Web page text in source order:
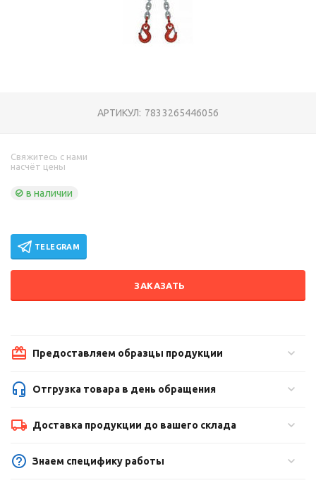
АРТИКУЛ: 7833265446056
Свяжитесь с нами
насчёт цены
в наличии
TELEGRAM
ЗАКАЗАТЬ
Предоставляем образцы продукции
Отгрузка товара в день обращения
Доставка продукции до вашего склада
Знаем специфику работы